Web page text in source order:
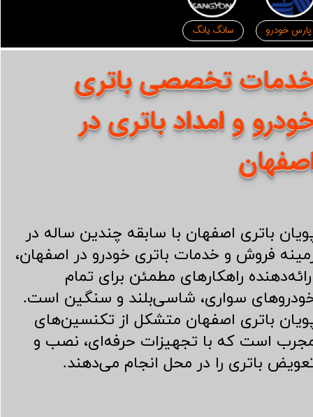
پارس خودرو سانگ یانگ
تخصصی باتری
و امداد باتری در
باتری اصفهان با سابقه چندین ساله در
فروش و خدمات باتری خودرو در اصفهان،
راهکارهای مطمئن برای تمام
سواری، شاسی‌بلند و سنگین است.
باتری اصفهان متشکل از تکنسین‌های
است که با تجهیزات حرفه‌ای، نصب و
باتری را در محل انجام می‌دهند.